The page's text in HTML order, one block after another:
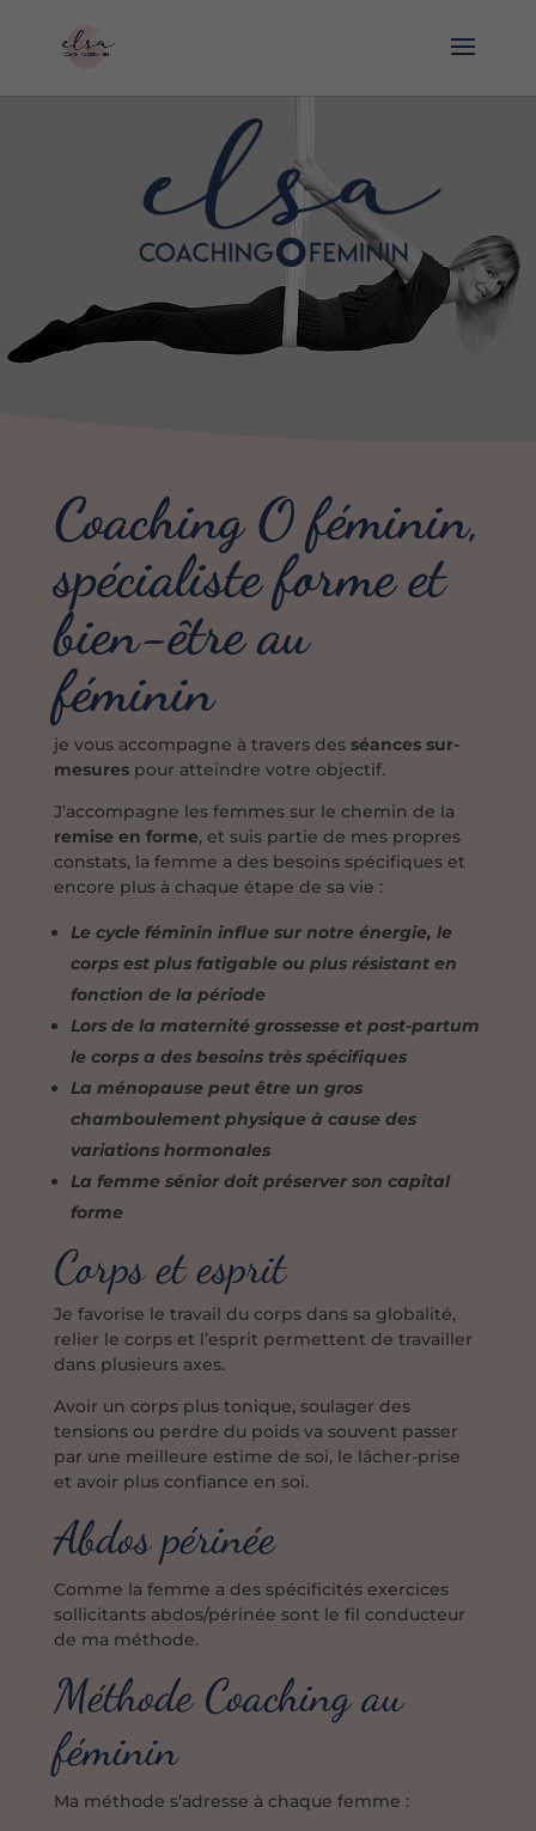
Coaching O féminin,
spécialiste forme et
bien-être au
féminin
je vous accompagne à travers des séances sur-
mesurespour atteindre votre objectif.
J’accompagne les femmes sur le chemin de la
remise en forme, et suis partie de mes propres
constats, la femme a des besoins spécifiques et
encore plus à chaque étape de sa vie :
Le cycle féminin influe sur notre énergie, le
corps est plus fatigable ou plus résistant en
fonction de la période
Lors de la maternité grossesse et post-partum
le corps a des besoins très spécifiques
La ménopause peut être un gros
chamboulement physique à cause des
variations hormonales
La femme sénior doit préserver son capital
forme
Corps et esprit
Je favorise le travail du corps dans sa globalité,
relier le corps et l’esprit permettent de travailler
dans plusieurs axes.
Avoir un corps plus tonique, soulager des
tensions ou perdre du poids va souvent passer
par une meilleure estime de soi, le lâcher-prise
et avoir plus confiance en soi.
Abdos périnée
Comme la femme a des spécificités exercices
sollicitants abdos/périnée sont le fil conducteur
de ma méthode. ​
Méthode Coaching au
féminin
Ma méthode s’adresse à chaque femme :